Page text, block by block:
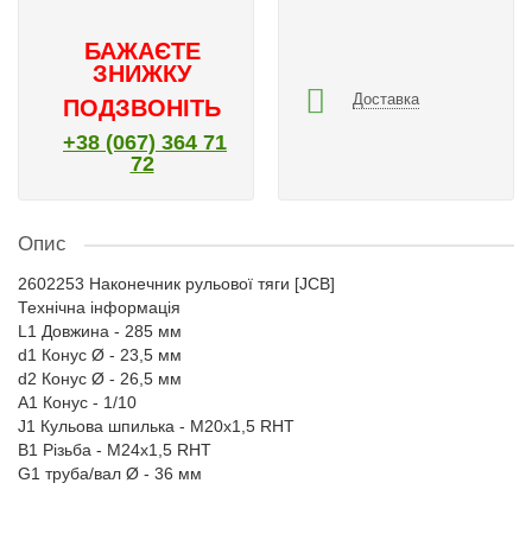
БАЖАЄТЕ
ЗНИЖКУ
ПОДЗВОНІТЬ
+38 (067) 364 71
72
Доставка
Опис
2602253 Наконечник рульової тяги [JCB]
Технічна інформація
L1 Довжина - 285 мм
d1 Конус Ø - 23,5 мм
d2 Конус Ø - 26,5 мм
A1 Конус - 1/10
J1 Кульова шпилька - M20x1,5 RHT
B1 Різьба - M24x1,5 RHT
G1 труба/вал Ø - 36 мм